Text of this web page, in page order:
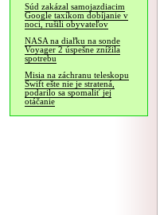
Súd zakázal samojazdiacim
Google taxíkom dobíjanie v
noci, rušili obyvateľov
NASA na diaľku na sonde
Voyager 2 úspešne znížila
spotrebu
Misia na záchranu teleskopu
Swift ešte nie je stratená,
podarilo sa spomaliť jej
otáčanie